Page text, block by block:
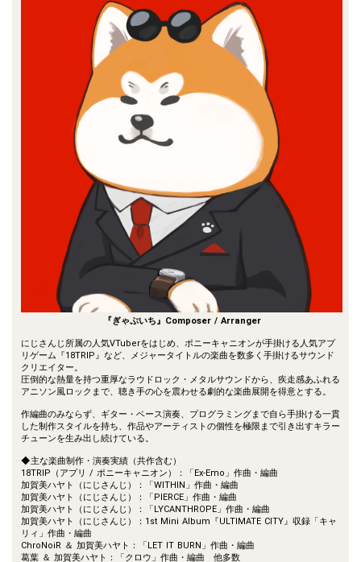
『ぎゃぷいち』Composer / Arranger
にじさんじ所属の人気VTuberをはじめ、ポニーキャニオンが手掛ける人気アプ
リゲーム『18TRIP』など、メジャータイトルの楽曲を数多く手掛けるサウンド
クリエイター。
圧倒的な熱量を持つ重厚なラウドロック・メタルサウンドから、疾走感あふれる
アニソン風ロックまで、聴き手の心を震わせる劇的な楽曲展開を得意とする。
作編曲のみならず、ギター・ベース演奏、プログラミングまで自ら手掛ける一貫
した制作スタイルを持ち、作品やアーティストの個性を極限まで引き出すキラー
チューンを生み出し続けている。
◆主な楽曲制作・演奏実績（共作含む）
18TRIP（アプリ / ポニーキャニオン）：「Ex-Emo」作曲・編曲
加賀美ハヤト（にじさんじ）：「WITHIN」作曲・編曲
加賀美ハヤト（にじさんじ）：「PIERCE」作曲・編曲
加賀美ハヤト（にじさんじ）：「LYCANTHROPE」作曲・編曲
加賀美ハヤト（にじさんじ）：1st Mini Album『ULTIMATE CITY』収録「キャ
リィ」作曲・編曲
ChroNoiR ＆ 加賀美ハヤト：「LET IT BURN」作曲・編曲
葛葉 ＆ 加賀美ハヤト：「クロウ」作曲・編曲 他多数